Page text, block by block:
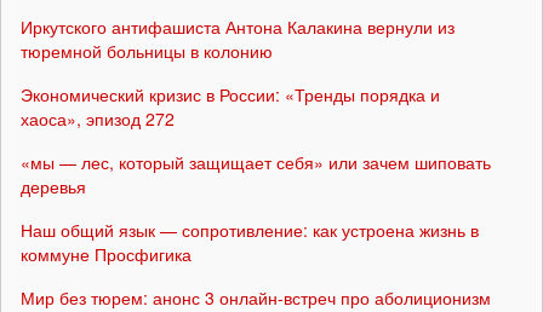
Иркутского антифашиста Антона Калакина вернули из
тюремной больницы в колонию
Экономический кризис в России: «Тренды порядка и
хаоса», эпизод 272
«мы — лес, который защищает себя» или зачем шиповать
деревья
Наш общий язык — сопротивление: как устроена жизнь в
коммуне Просфигика
Мир без тюрем: анонс 3 онлайн-встреч про аболиционизм